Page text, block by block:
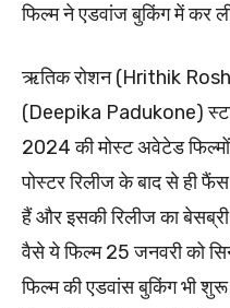
फिल्म ने एडवांज बुकिंग में कर
ऋतिक रोशन (Hrithik
(Deepika Padukone)
2024 की मोस्ट अवेटेड
पोस्टर रिलीज के बाद से ही
हैं और इसकी रिलीज का
वैसे ये फिल्म 25 जनवरी को
फिल्म की एडवांस बुकिंग भी